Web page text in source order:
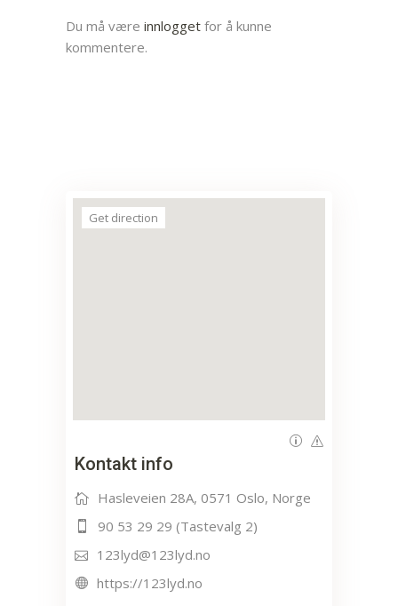
Du må være innlogget for å kunne
kommentere.
Get direction
Kontakt info
Hasleveien 28A, 0571 Oslo, Norge
90 53 29 29 (Tastevalg 2)
123lyd@123lyd.no
https://123lyd.no